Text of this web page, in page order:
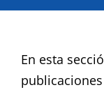
En esta